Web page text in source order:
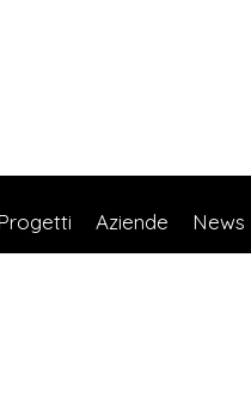
Aziende News